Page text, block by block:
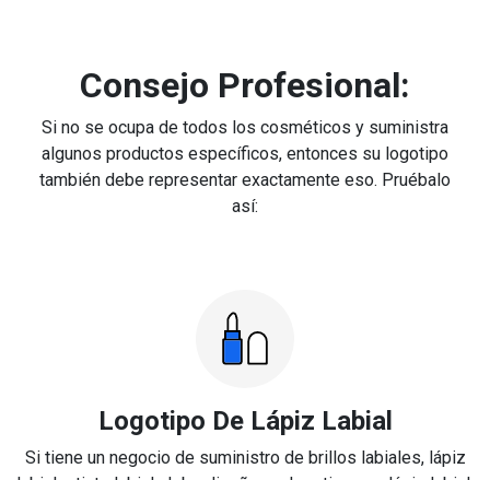
Consejo Profesional:
Si no se ocupa de todos los cosméticos y suministra
algunos productos específicos, entonces su logotipo
también debe representar exactamente eso. Pruébalo
así:
Logotipo De Lápiz Labial
Si tiene un negocio de suministro de brillos labiales, lápiz